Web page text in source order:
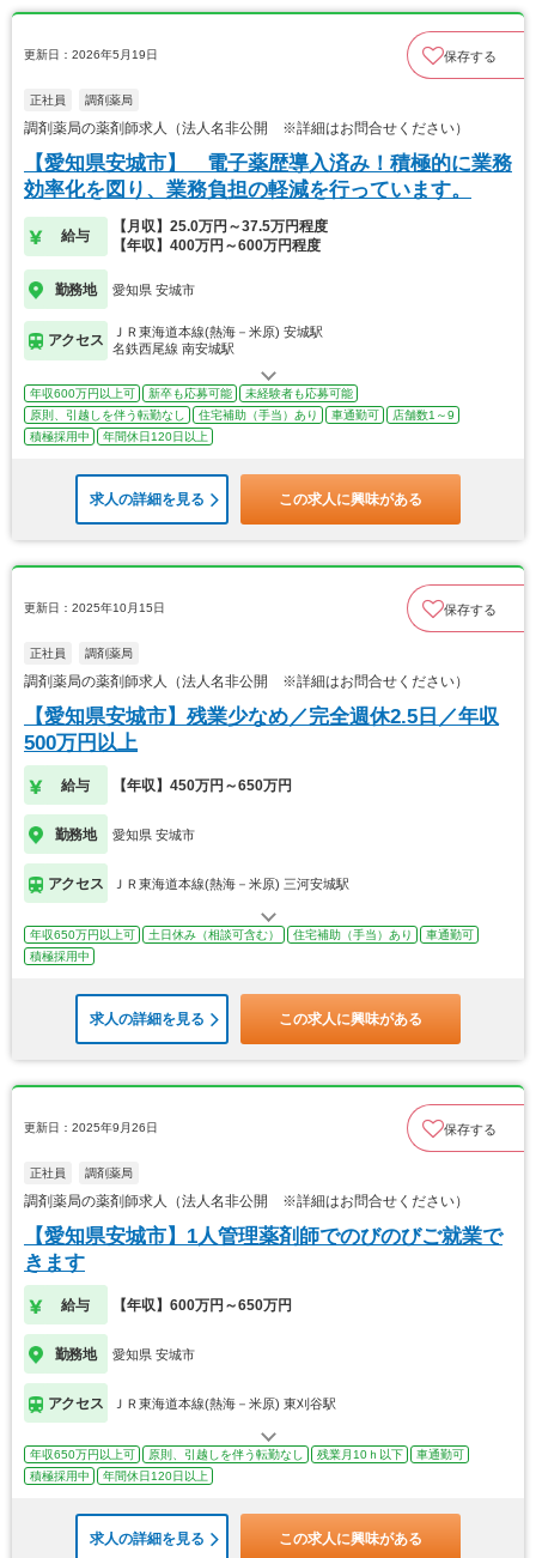
更新日：2026年5月19日 保存する
正社員 調剤薬局
調剤薬局の薬剤師求人（法人名非公開 ※詳細はお問合せください）
【愛知県安城市】 電子薬歴導入済み！積極的に業務
効率化を図り、業務負担の軽減を行っています。
給与
【月収】25.0万円～37.5万円程度
【年収】400万円～600万円程度
勤務地 愛知県 安城市
アクセス
ＪＲ東海道本線(熱海－米原) 安城駅
名鉄西尾線 南安城駅
年収600万円以上可 新卒も応募可能
未経験者も応募可能
原則、引越しを伴う転勤なし
住宅補助（手当）あり 車通勤可
店舗数1～9
積極採用中
年間休日120日以上
求人の詳細を見る この求人に興味がある
更新日：2025年10月15日 保存する
正社員 調剤薬局
調剤薬局の薬剤師求人（法人名非公開 ※詳細はお問合せください）
【愛知県安城市】残業少なめ／完全週休2.5日／年収
500万円以上
給与 【年収】450万円～650万円
勤務地 愛知県 安城市
アクセス ＪＲ東海道本線(熱海－米原) 三河安城駅
年収650万円以上可 土日休み（相談可含む） 住宅補助（手当）あり
車通勤可
積極採用中
求人の詳細を見る この求人に興味がある
更新日：2025年9月26日 保存する
正社員 調剤薬局
調剤薬局の薬剤師求人（法人名非公開 ※詳細はお問合せください）
【愛知県安城市】1人管理薬剤師でのびのびご就業で
きます
給与 【年収】600万円～650万円
勤務地 愛知県 安城市
アクセス ＪＲ東海道本線(熱海－米原) 東刈谷駅
年収650万円以上可 原則、引越しを伴う転勤なし 残業月10ｈ以下
車通勤可
積極採用中
年間休日120日以上
求人の詳細を見る この求人に興味がある